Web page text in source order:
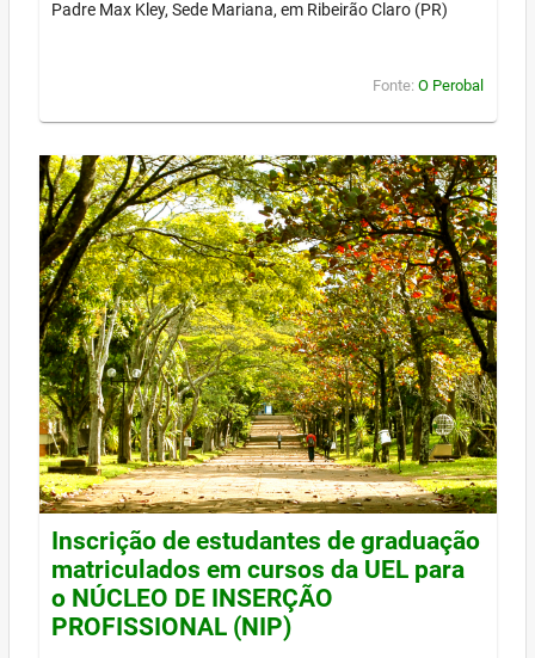
Padre Max Kley, Sede Mariana, em Ribeirão Claro (PR)
Fonte: O Perobal
Inscrição de estudantes de graduação
matriculados em cursos da UEL para
o NÚCLEO DE INSERÇÃO
PROFISSIONAL (NIP)